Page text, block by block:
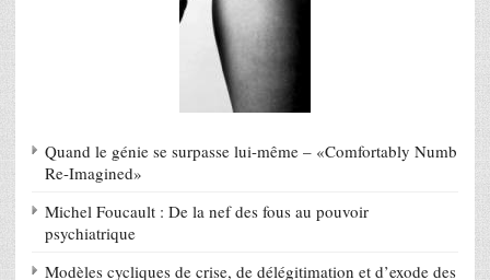
Quand le génie se surpasse lui-même – «Comfortably Numb
Re-Imagined»
Michel Foucault : De la nef des fous au pouvoir
psychiatrique
Modèles cycliques de crise, de délégitimation et d’exode des